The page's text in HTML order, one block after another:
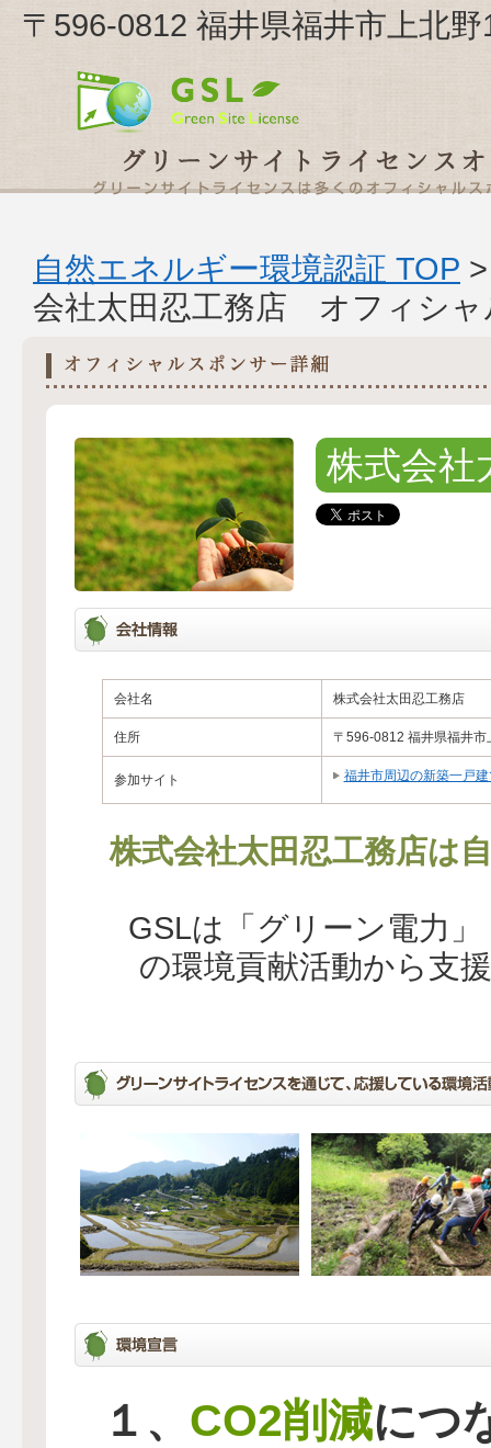
〒596-0812 福井県福井市上北
自然エネルギー環境認証 TOP
会社太田忍工務店 オフィシャ
株式会社
会社名 株式会社太田忍工務店
住所 〒596-0812 福井県福井市
参加サイト 福井市周辺の新築一戸
株式会社太田忍工務店は
GSLは「グリーン電力
の環境貢献活動から支
１、 CO2削減につ